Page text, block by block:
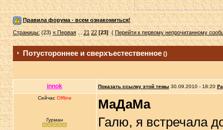
Правила форума - всем ознакомиться!
Страницы:(23)« Первая...21 22 [23](Перейти к первому непрочитанному
Потустороннее и сверхъестественное()
innok Показать ссылку этой темы 30.09.2010 - 18:20
Сейчас Offline
Гурман
МаДаМа
Галю, я встречала